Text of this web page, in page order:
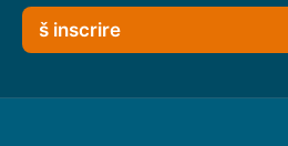
š inscrire